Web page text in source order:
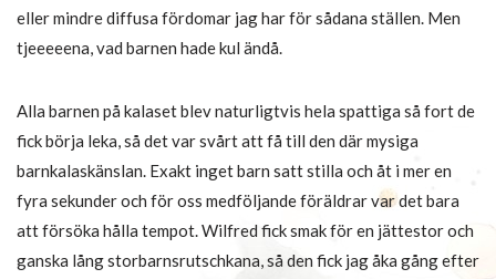
eller mindre diffusa fördomar jag har för sådana ställen. Men
tjeeeeena, vad barnen hade kul ändå.
Alla barnen på kalaset blev naturligtvis hela spattiga så fort de
fick börja leka, så det var svårt att få till den där mysiga
barnkalaskänslan. Exakt inget barn satt stilla och åt i mer en
fyra sekunder och för oss medföljande föräldrar var det bara
att försöka hålla tempot. Wilfred fick smak för en jättestor och
ganska lång storbarnsrutschkana, så den fick jag åka gång efter